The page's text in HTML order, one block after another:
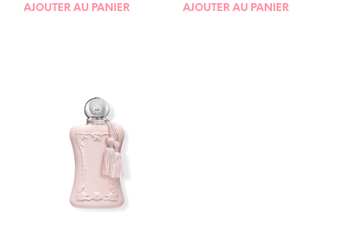
AJOUTER AU PANIER AJOUTER AU PANIER